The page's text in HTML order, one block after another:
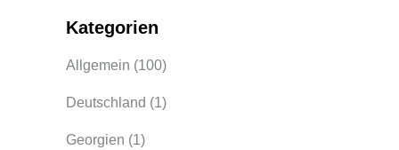
Kategorien
Allgemein (100)
Deutschland (1)
Georgien (1)